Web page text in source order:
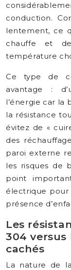
conduction.
lentement, ce
chauffe et
température
Ce type de
avantage :
l’énergie car la
la résistance
évitez de «
des
paroi externe
les risques de
point
électrique
présence
Les
304
cachés
La nature de